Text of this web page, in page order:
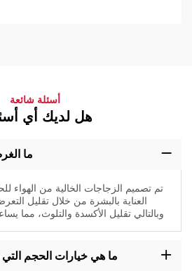
أسئلة شائعة
هل لديك أي
ما
تم تصميم الزجاجات الخالية من الهواء
العناية بالبشرة من خلال تقليل
وبالتالي تقليل الأكسدة والتلوث، مما
ما هي خيارات الحجم